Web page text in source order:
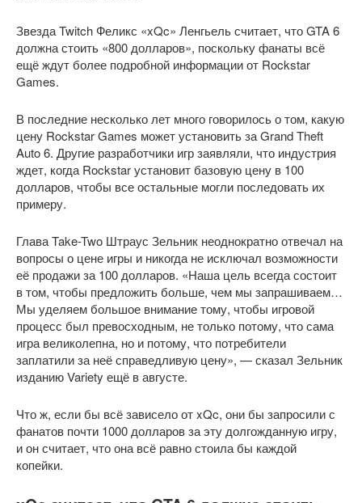
Звезда Twitch Феликс «xQc» Ленгьель считает, что GTA 6
должна стоить «800 долларов», поскольку фанаты всё
ещё ждут более подробной информации от Rockstar
Games.
В последние несколько лет много говорилось о том, какую
цену Rockstar Games может установить за Grand Theft
Auto 6. Другие разработчики игр заявляли, что индустрия
ждет, когда Rockstar установит базовую цену в 100
долларов, чтобы все остальные могли последовать их
примеру.
Глава Take-Two Штраус Зельник неоднократно отвечал на
вопросы о цене игры и никогда не исключал возможности
её продажи за 100 долларов. «Наша цель всегда состоит
в том, чтобы предложить больше, чем мы запрашиваем…
Мы уделяем большое внимание тому, чтобы игровой
процесс был превосходным, не только потому, что сама
игра великолепна, но и потому, что потребители
заплатили за неё справедливую цену», — сказал Зельник
изданию Variety ещё в августе.
Что ж, если бы всё зависело от xQc, они бы запросили с
фанатов почти 1000 долларов за эту долгожданную игру,
и он считает, что она всё равно стоила бы каждой
копейки.